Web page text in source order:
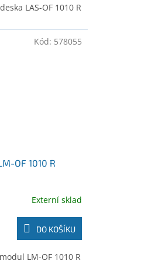
LAS-OF 1010 R
OF 1010 R
Externí sklad
DO KOŠÍKU
LM-OF 1010 R
Kód: 578055